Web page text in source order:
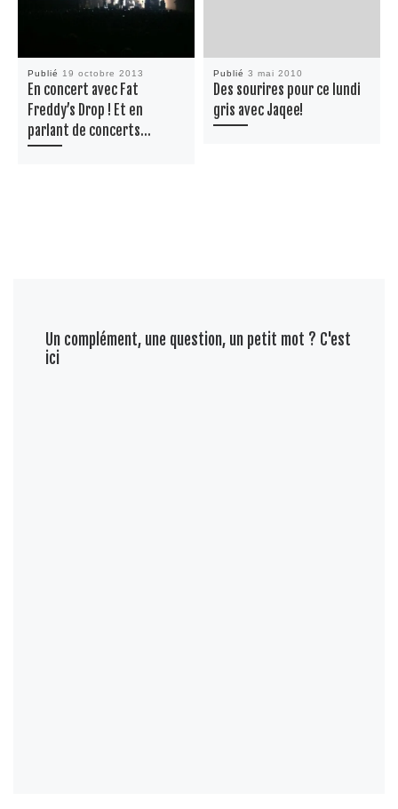
Publié 19 octobre 2013
En concert avec Fat
Freddy’s Drop ! Et en
parlant de concerts…
Publié3 mai 2010
Des sourires pour ce lundi
gris avec Jaqee!
Un complément, une question, un petit mot ? C'est
ici